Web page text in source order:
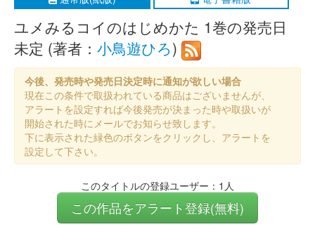
ユメみるコイのはじめかた 1巻の発売日
未定 (著者： 小鳥遊ひろ)
今後、発売時や発売日決定時に通知が欲しい場合
現在この条件で取扱われている商品はございませんが、
アラートを設定すれば今後発売が決まった時や取扱いが
開始された時にメールでお知らせ致します。
下に表示された緑色のボタンをクリックし、アラートを
設定して下さい。
このタイトルの登録ユーザー：1人
この作品をアラート登録(無料)